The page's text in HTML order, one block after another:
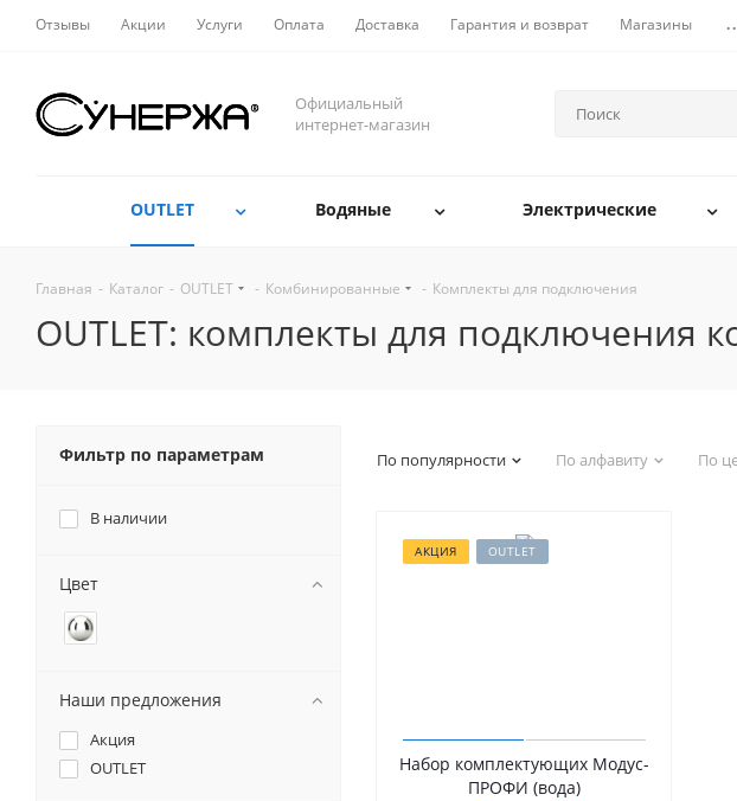
Отзывы Акции Услуги Оплата Доставка Гарантия и возврат Магазины
Официальный
интернет-магазин
OUTLET Водяные Электрические
Главная - Каталог - OUTLET - Комбинированные - Комплекты для подключения
OUTLET: комплекты для подключения
По популярности По алфавиту По
АКЦИЯ OUTLET
Набор комплектующих Модус-
ПРОФИ (вода)
Фильтр по параметрам
В наличии
Цвет
Наши предложения
Акция
OUTLET